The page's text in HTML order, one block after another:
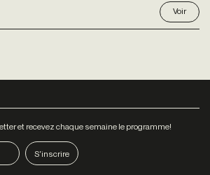
Voir
et recevez chaque semaine le programme!